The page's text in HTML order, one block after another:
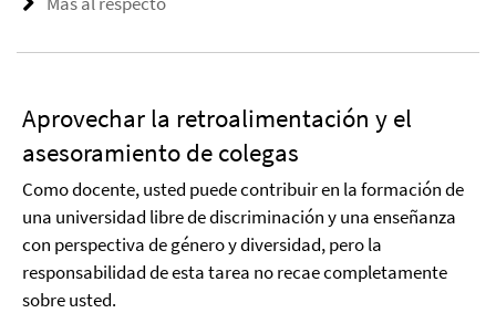
Aprovechar la retroalimentación y el
asesoramiento de colegas
Como docente, usted puede contribuir en la formación de
una universidad libre de discriminación y una enseñanza
con perspectiva de género y diversidad, pero la
responsabilidad de esta tarea no recae completamente
sobre usted.